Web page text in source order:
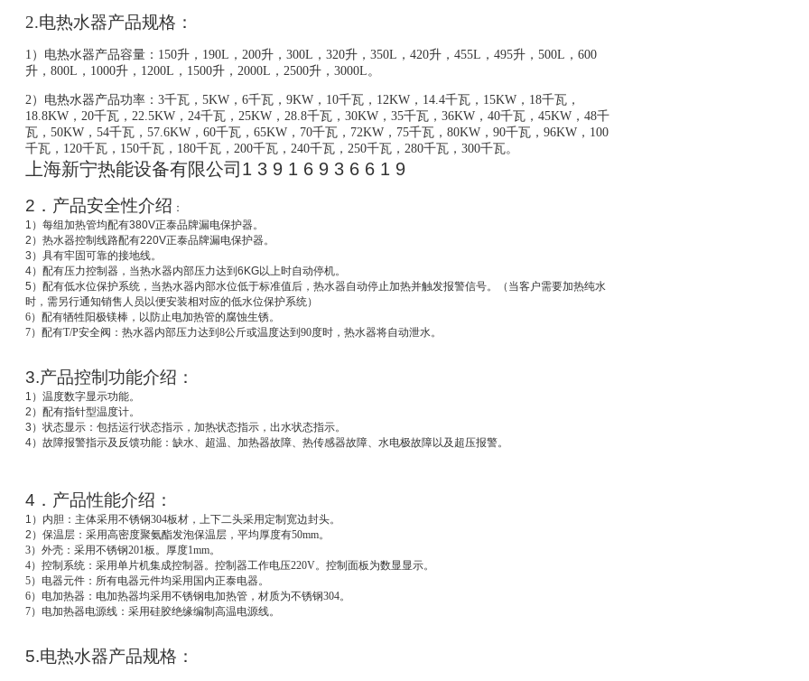
2.电热水器产品规格：
1）电热水器产品容量：150升，190L，200升，300L，320升，350L，420升，455L，495升，500L，600
升，800L，1000升，1200L，1500升，2000L，2500升，3000L。
2）电热水器产品功率：3千瓦，5KW，6千瓦，9KW，10千瓦，12KW，14.4千瓦，15KW，18千瓦，
18.8KW，20千瓦，22.5KW，24千瓦，25KW，28.8千瓦，30KW，35千瓦，36KW，40千瓦，45KW，48千
瓦，50KW，54千瓦，57.6KW，60千瓦，65KW，70千瓦，72KW，75千瓦，80KW，90千瓦，96KW，100
千瓦 ， 120千瓦，150千瓦，180千瓦，200千瓦，240千瓦，250千瓦，280千瓦，300千瓦。
上海新宁热能设备有限公司 1 3 9 1 6 9 3 6 6 1 9
2 ．产品安全性介绍 ：
1 ）每组加热管均配有380V正泰品牌漏电保护器。
2 ）热水器控制线路配有220V正泰品牌漏电保护器。
3 ）具有牢固可靠的接地线。
4）配有压力控制器，当热水器内部压力达到 6KG以上时自动停机。
5 ）配有低水位保护系统， 当热水器内部水位低于标准值后，热水器自动停止加热并触发报警信号。（当客户需要加热纯水
时，需另行通知销售人员以便安装相对应的低水位保护系统）
6）配有牺牲阳极镁棒，以防止电加热管的腐蚀生锈。
7）配有T/P安全阀：热水器内部压力达到8公斤或温度达到90度时，热水器将自动泄水。
3.产品控制功能介绍：
1 ）温度数字显示功能。
2 ）配有指针型温度计。
3 ）状态显示：包括运行状态指示，加热状态指示，出水状态指示。
4）故障报警指示及反馈功能：缺水、超温、加热器故障、热传感器故障、水电极故障以及超压报警。
4 ．产品性能介绍：
1 ） 内胆：主体采用不锈钢304板材，上下二头采用定制宽边封头。
2 ） 保温层：采用高密度聚氨酯发泡保温层，平均厚度有50mm。
3）外壳：采用不锈钢201板。厚度1mm。
4）控制系统：采用单片机集成控制器。控制器工作电压220V。控制面板为数显显示。
5）电器元件：所有电器元件均采用国内正泰电器。
6）电加热器：电加热器均采用不锈钢电加热管，材质为不锈钢304。
7）电加热器电源线：采用硅胶绝缘编制高温电源线。
5.电热水器产品规格：